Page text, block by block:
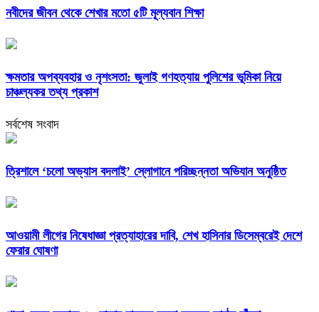
নবীদের জীবন থেকে শেখার মতো ৫টি মূল্যবান শিক্ষা
ক্ষমতার অপব্যবহার ও নৃশংসতা: জুলাই গণহত্যায় পুলিশের ভূমিকা নিয়ে
চাঞ্চল্যকর তথ্য প্রকাশ
সর্বশেষ সংবাদ
‎ত্রিশালে ‘চলো অভ্যাস বদলাই’ স্লোগানে পরিচ্ছন্নতা অভিযান অনুষ্ঠিত
আওয়ামী লীগের নিষেধাজ্ঞা প্রত্যাহারের দাবি, শেখ হাসিনার ডিসেম্বরেই দেশে
ফেরার ঘোষণা